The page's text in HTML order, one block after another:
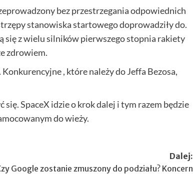
bez przestrzegania odpowiednich
stanowiska startowego doprowadziły do.
się z wielu silników pierwszego stopnia rakiety
zdrowiem.
, które należy do Jeffa Bezosa,
SpaceX idzie o krok dalej i tym razem będzie
do wieży.
Dalej:
Google zostanie zmuszony do podziału? Koncern